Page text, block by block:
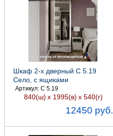
Шкаф 2-х дверный С 5.19
Село, с ящиками
840х1995х540, Боровичи
мебель
Артикул: С 5.19
840(ш) х 1995(в) х 540(г)
12450 руб.